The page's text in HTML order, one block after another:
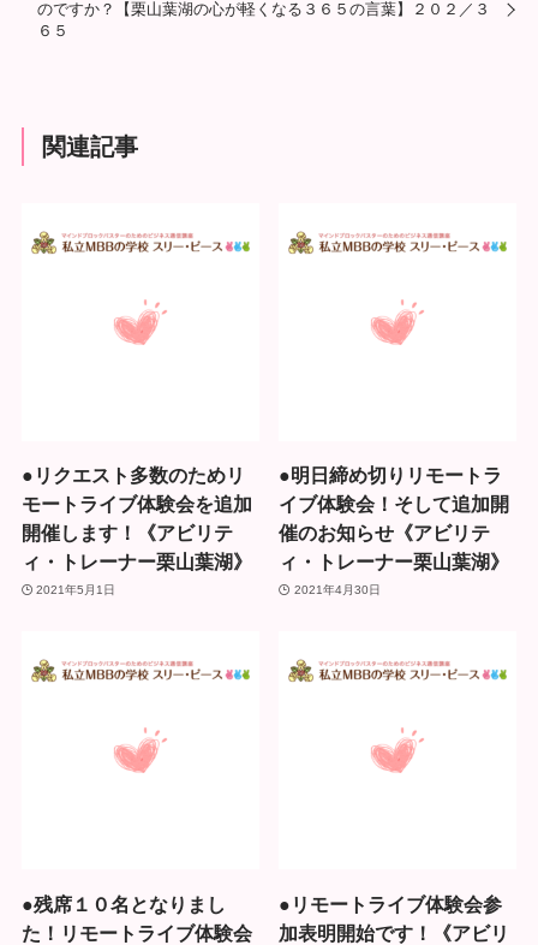
のですか？【栗山葉湖の心が軽くなる３６５の言葉】２０２／３
６５
関連記事
●リクエスト多数のためリ
モートライブ体験会を追加
開催します！《アビリテ
ィ・トレーナー栗山葉湖》
2021年5月1日
●明日締め切りリモートラ
イブ体験会！そして追加開
催のお知らせ《アビリテ
ィ・トレーナー栗山葉湖》
2021年4月30日
●残席１０名となりまし
た！リモートライブ体験会
●リモートライブ体験会参
加表明開始です！《アビリ